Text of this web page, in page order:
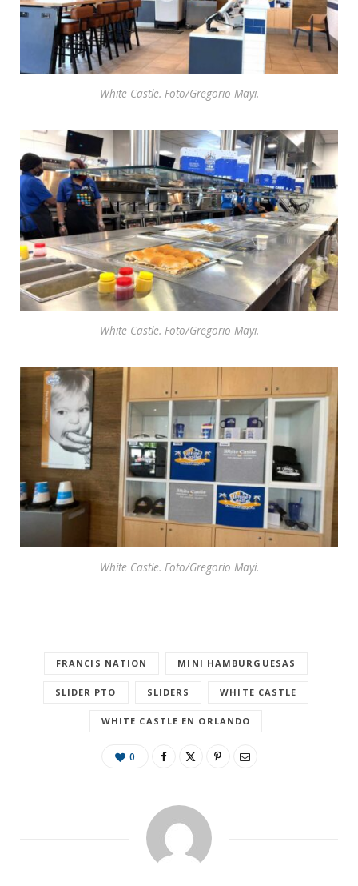
White Castle. Foto/Gregorio Mayi.
White Castle. Foto/Gregorio Mayi.
White Castle. Foto/Gregorio Mayi.
FRANCIS NATION MINI HAMBURGUESAS
SLIDER PTO SLIDERS WHITE CASTLE
WHITE CASTLE EN ORLANDO
0